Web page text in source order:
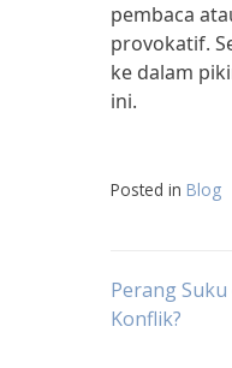
pembaca
provokatif.
ke dalam
ini.
Posted in Blog
Post
Perang
Konflik?